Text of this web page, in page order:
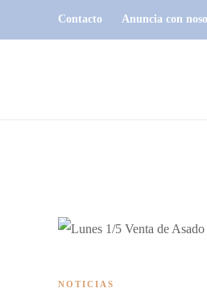
Contacto Anuncia con
NOTICIAS